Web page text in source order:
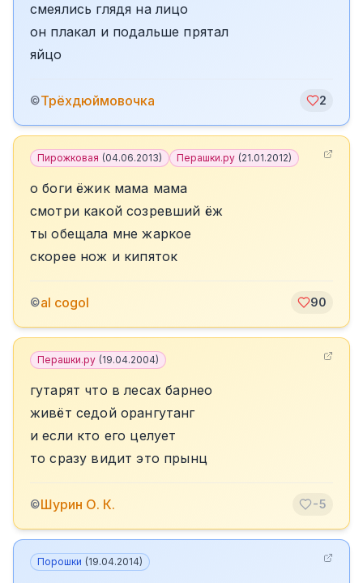
смеялись глядя на лицо
он плакал и подальше прятал
яйцо
©️Трёхдюймовочка 2
Пирожковая (04.06.2013) Перашки.ру (21.01.2012)
о боги ёжик мама мама
смотри какой созревший ёж
ты обещала мне жаркое
скорее нож и кипяток
©al cogol 90
Перашки.ру (19.04.2004)
гутарят что в лесах барнео
живёт седой орангутанг
и если кто его целует
то сразу видит это прынц
©Шурин О. К. -5
Порошки (19.04.2014)